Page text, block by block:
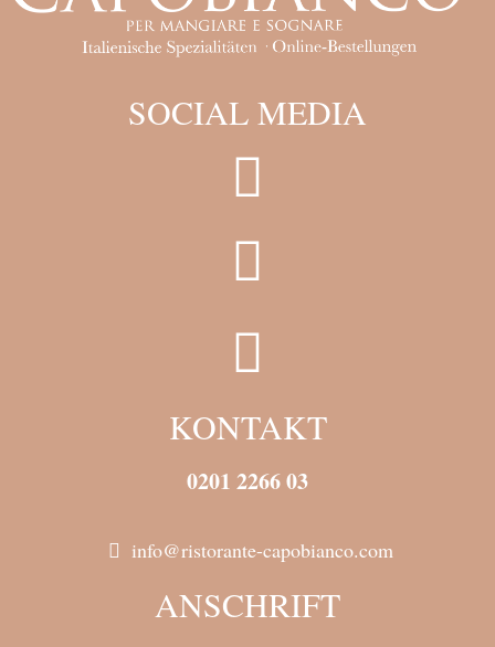
SOCIAL MEDIA
KONTAKT
0201 2266 03
info@ristorante-capobianco.com
ANSCHRIFT